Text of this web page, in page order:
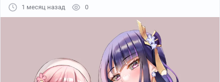
1 месяц назад 0